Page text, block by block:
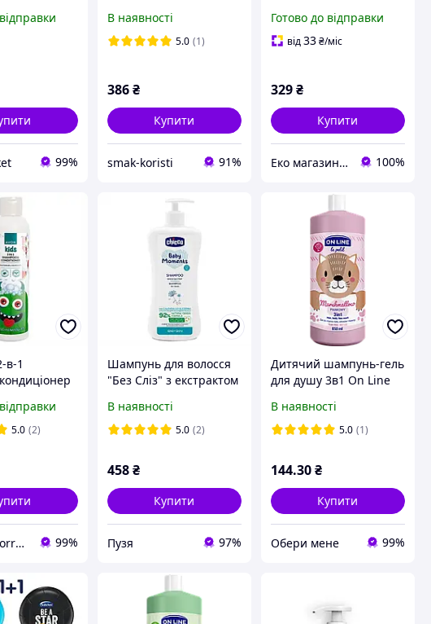
99%
В наявності
5.0 (1)
386 ₴
Купити
smak-koristi 91%
Готово до відправки
від33₴/міс
329₴
Купити
Еко магазин ЗОЖ товарів для здоров'я, краси та спорту - Екомедик - ecomedik 100%
в-1
kids, 200
5.0 (2)
Today tomorrow always Avon 99%
Шампунь для волосся
"Без Сліз" з екстрактом
Moments 500 мл
(8058664138388)
В наявності
5.0 (2)
458 ₴
Купити
Пузя 97%
Дитячий шампунь-гель
для душу 3в1 On Line
В наявності
5.0 (1)
144.30₴
Купити
Обери мене 99%